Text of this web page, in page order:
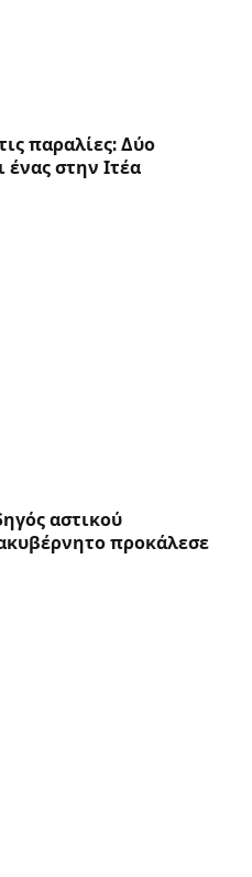
παραλίες: Δύο
ένας στην Ιτέα
αστικού
προκάλεσε